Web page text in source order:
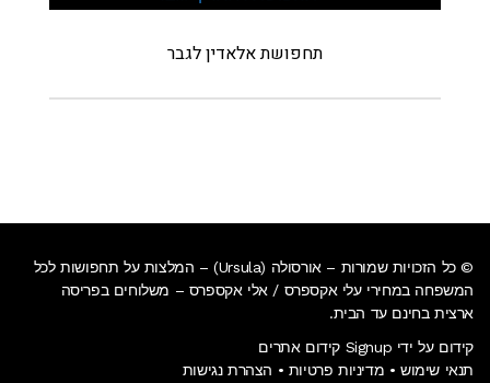
תחפושת אלאדין לגבר
© כל הזכויות שמורות – אורסולה (Ursula) – המלצות על תחפושות לכל
המשפחה במחירי עלי אקספרס / אלי אקספרס – משלוחים בפריסה
ארצית בחינם עד הבית.
קידום על ידי Signup קידום אתרים
תנאי שימוש • מדיניות פרטיות • הצהרת נגישות